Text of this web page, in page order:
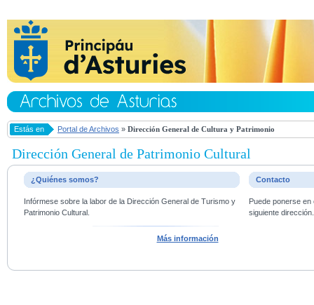
Estás en Portal de Archivos » Dirección General de Cultura y Patrimonio
Dirección General de Patrimonio Cultural
¿Quiénes somos?
Infórmese sobre la labor de la Dirección General de Turismo y
Patrimonio Cultural.
Más información
Contacto
Puede ponerse
siguiente dirección.